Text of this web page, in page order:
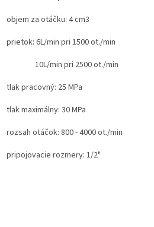
objem za otáčku: 4 cm3
prietok: 6L/min pri 1500 ot./min
10L/min pri 2500 ot./min
tlak pracovný: 25 MPa
tlak maximálny: 30 MPa
rozsah otáčok: 800 - 4000 ot./min
pripojovacie rozmery: 1/2"